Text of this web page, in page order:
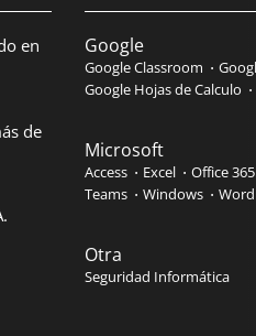
en
de
Google
Google Classroom
Google Hojas de Calculo
Microsoft
Access Excel Office 365
Teams
Windows Word
Otra
Seguridad Informática